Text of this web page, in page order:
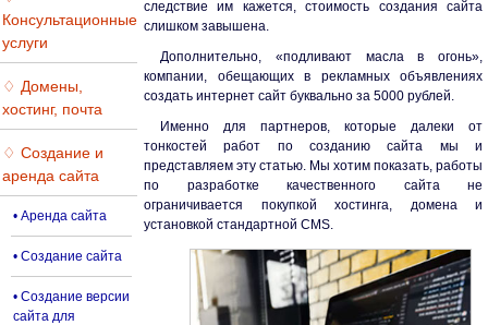
Консультационные
услуги
♢ Домены,
хостинг, почта
♢ Создание и
аренда сайта
• Аренда сайта
• Создание сайта
• Создание версии
сайта для
следствие им кажется, стоимость создания сайта
слишком завышена.
Дополнительно, «подливают масла в огонь»,
компании, обещающих в рекламных объявлениях
создать интернет сайт буквально за 5000 рублей.
Именно для партнеров, которые далеки от
тонкостей работ по созданию сайта мы и
представляем эту статью. Мы хотим показать, работы
по разработке качественного сайта не
ограничивается покупкой хостинга, домена и
установкой стандартной CMS.